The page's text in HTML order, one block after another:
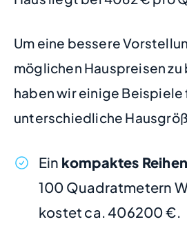
Um eine bessere
möglichen Hauspreisen zu
haben wir einige Beispiele
unterschiedliche
Ein kompaktes
100 Quadratmetern
kostet ca. 406200 €.